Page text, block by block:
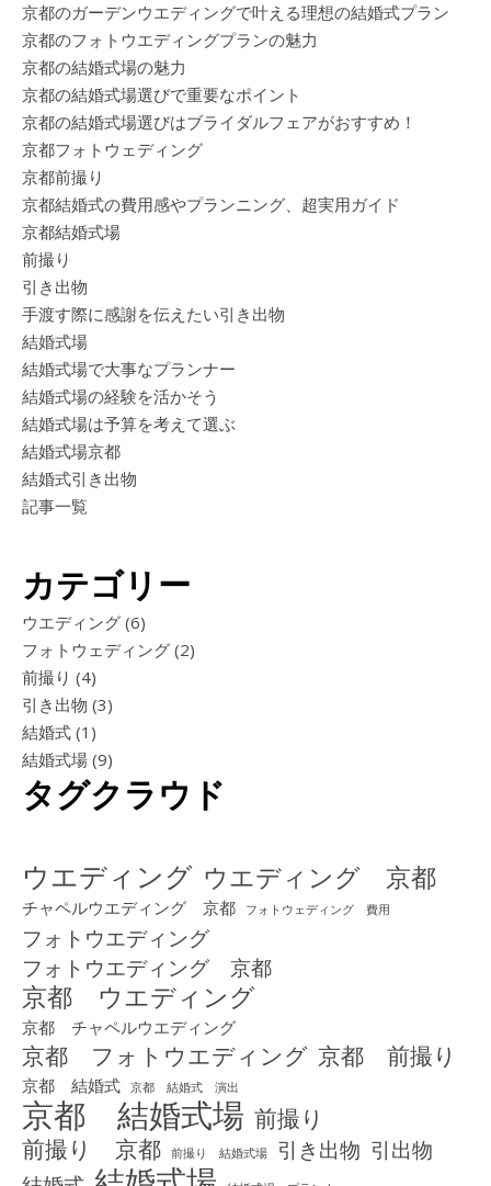
京都のガーデンウエディングで叶える理想の結婚式プラン
京都のフォトウエディングプランの魅力
京都の結婚式場の魅力
京都の結婚式場選びで重要なポイント
京都の結婚式場選びはブライダルフェアがおすすめ！
京都フォトウェディング
京都前撮り
京都結婚式の費用感やプランニング、超実用ガイド
京都結婚式場
前撮り
引き出物
手渡す際に感謝を伝えたい引き出物
結婚式場
結婚式場で大事なプランナー
結婚式場の経験を活かそう
結婚式場は予算を考えて選ぶ
結婚式場京都
結婚式引き出物
記事一覧
カテゴリー
ウエディング (6)
フォトウェディング (2)
前撮り (4)
引き出物 (3)
結婚式 (1)
結婚式場 (9)
タグクラウド
ウエディング ウエディング 京都
チャペルウエディング 京都 フォトウェディング 費用
フォトウエディング
フォトウエディング 京都
京都 ウエディング
京都 チャペルウエディング
京都 フォトウエディング 京都 前撮り
京都 結婚式 京都 結婚式 演出
京都 結婚式場 前撮り
前撮り 京都
前撮り 結婚式場 引き出物 引出物